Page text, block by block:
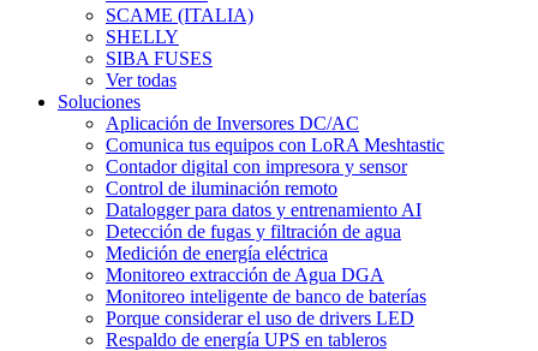
SCAME (ITALIA)
SHELLY
SIBA FUSES
Ver todas
Soluciones
Aplicación de Inversores DC/AC
Comunica tus equipos con LoRA Meshtastic
Contador digital con impresora y sensor
Control de iluminación remoto
Datalogger para datos y entrenamiento AI
Detección de fugas y filtración de agua
Medición de energía eléctrica
Monitoreo extracción de Agua DGA
Monitoreo inteligente de banco de baterías
Porque considerar el uso de drivers LED
Respaldo de energía UPS en tableros